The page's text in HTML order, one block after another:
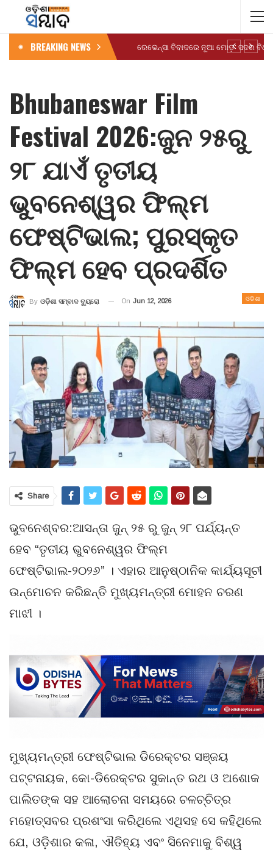
BREAKING NEWS
Bhubaneswar Film
Festival 2026:ଜୁନ ୨୫ରୁ
୨୮ ଯାଏଁ ତୃତୀୟ
ଭୁବନେଶ୍ୱର ଫିଲ୍ମ
ଫେଷ୍ଟିଭାଲ; ପୁରସ୍କୃତ
ଫିଲ୍ମ ହେବ ପ୍ରଦର୍ଶିତ
ଓଡିଶା
By ଓଡ଼ିଶା ସମ୍ବାଦ ବ୍ୟୁରୋ On Jun 12, 2026
Share
ଭୁବନେଶ୍ବର:ଆସନ୍ତା ଜୁନ୍ ୨୫ ରୁ ଜୁନ୍ ୨୮ ପର୍ଯ୍ୟନ୍ତ
ହେବ “ତୃତୀୟ ଭୁବନେଶ୍ୱର ଫିଲ୍ମ
ଫେଷ୍ଟିଭାଲ-୨୦୨୬” । ଏହାର ଆନୁଷ୍ଠାନିକ କାର୍ଯ୍ୟସୂଚୀ
ଉନ୍ମୋଚନ କରିଛନ୍ତି ମୁଖ୍ୟମନ୍ତ୍ରୀ ମୋହନ ଚରଣ
ମାଝୀ ।
ମୁଖ୍ୟମନ୍ତ୍ରୀ ଫେଷ୍ଟିଭାଲ ଡିରେକ୍ଟର ସଞ୍ଜୟ
ପଟ୍ଟନାୟକ, କୋ-ଡିରେକ୍ଟର ସୁକାନ୍ତ ରଥ ଓ ଅଶୋକ
ପାଲିତଙ୍କ ସହ ଆଲୋଚନା ସମୟରେ ଚଳଚ୍ଚିତ୍ର
ମହୋତ୍ସବର ପ୍ରଶଂସା କରିଥିଲେ ଏଥିସହ ସେ କହିଥିଲେ
ଯେ, ଓଡ଼ିଶାର କଳା, ଐତିହ୍ୟ ଏବଂ ସିନେମାକୁ ବିଶ୍ୱ